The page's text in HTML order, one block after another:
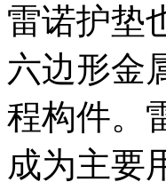
雷诺护垫
六边形金
程构件。
成为主要